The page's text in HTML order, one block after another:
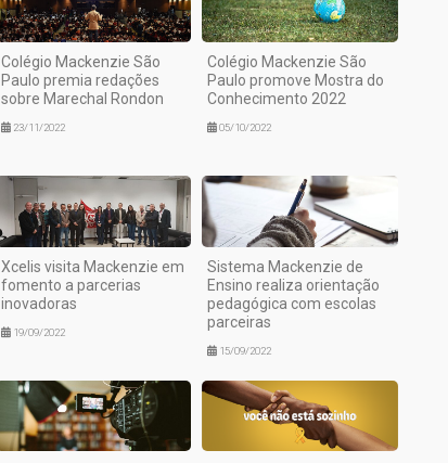
Colégio Mackenzie São
Paulo premia redações
sobre Marechal Rondon
23/11/2022
Colégio Mackenzie São
Paulo promove Mostra do
Conhecimento 2022
05/10/2022
Xcelis visita Mackenzie em
fomento a parcerias
inovadoras
19/09/2022
Sistema Mackenzie de
Ensino realiza orientação
pedagógica com escolas
parceiras
15/09/2022